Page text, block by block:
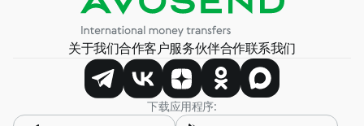
Belarus
BYN, USD
Bosnia and Herzegovina
USD
关于我们合作客户服务伙伴合作联系我们
下载应用程序: